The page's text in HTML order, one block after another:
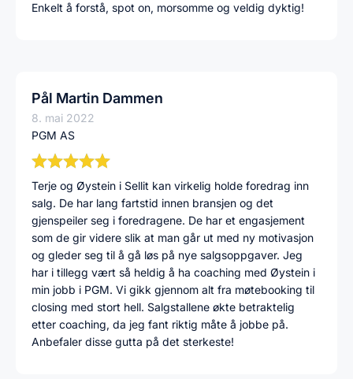
Enkelt å forstå, spot on, morsomme og veldig dyktig!
Pål Martin Dammen
8. mai 2022
PGM AS
Terje og Øystein i Sellit kan virkelig holde foredrag inn
salg. De har lang fartstid innen bransjen og det
gjenspeiler seg i foredragene. De har et engasjement
som de gir videre slik at man går ut med ny motivasjon
og gleder seg til å gå løs på nye salgsoppgaver. Jeg
har i tillegg vært så heldig å ha coaching med Øystein i
min jobb i PGM. Vi gikk gjennom alt fra møtebooking til
closing med stort hell. Salgstallene økte betraktelig
etter coaching, da jeg fant riktig måte å jobbe på.
Anbefaler disse gutta på det sterkeste!